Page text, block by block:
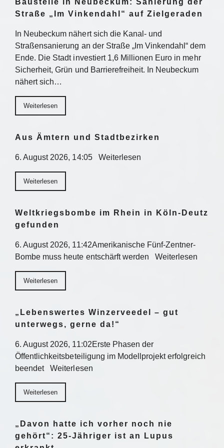
Baustelle in Neubeckum: Sanierung der
Straße „Im Vinkendahl“ auf Zielgeraden
In Neubeckum nähert sich die Kanal- und
Straßensanierung an der Straße „Im Vinkendahl“ dem
Ende. Die Stadt investiert 1,6 Millionen Euro in mehr
Sicherheit, Grün und Barrierefreiheit. In Neubeckum
nähert sich…
Weiterlesen
Aus Ämtern und Stadtbezirken
6. August 2026, 14:05 Weiterlesen
Weiterlesen
Weltkriegsbombe im Rhein in Köln-Deutz
gefunden
6. August 2026, 11:42Amerikanische Fünf-Zentner-
Bombe muss heute entschärft werden Weiterlesen
Weiterlesen
„Lebenswertes Winzerveedel – gut
unterwegs, gerne da!“
6. August 2026, 11:02Erste Phasen der
Öffentlichkeitsbeteiligung im Modellprojekt erfolgreich
beendet Weiterlesen
Weiterlesen
„Davon hatte ich vorher noch nie
gehört“: 25-Jähriger ist an Lupus